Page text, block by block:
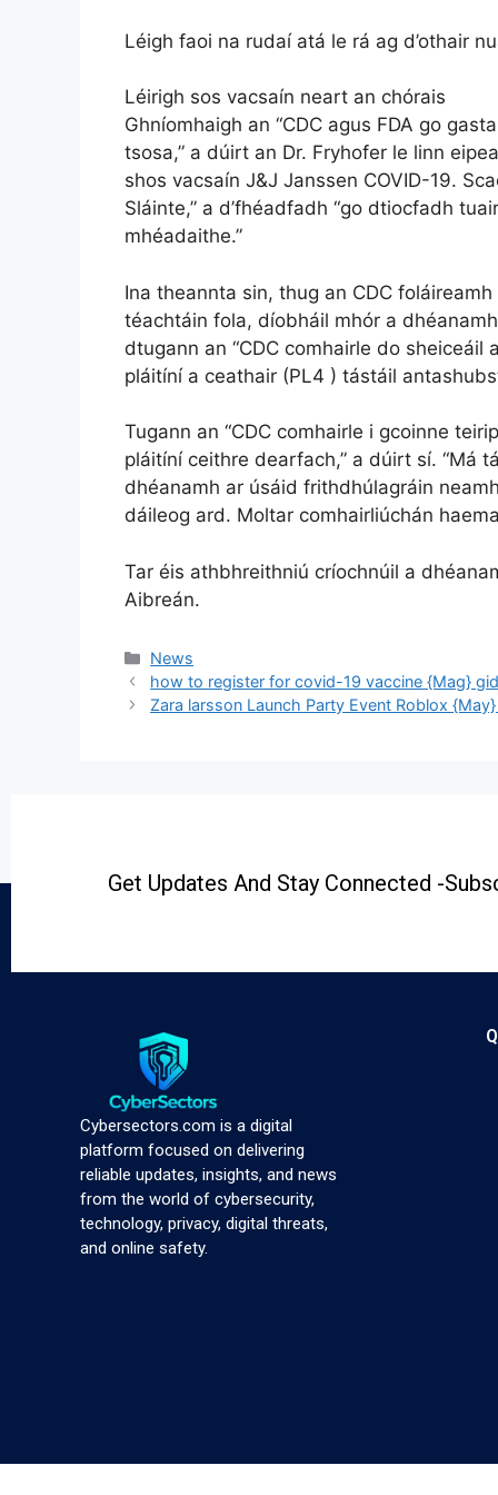
Léigh faoi na rudaí atá le rá ag d’othair
Léirigh sos vacsaín neart an chórais
Ghníomhaigh an “CDC agus FDA go
tsosa,” a dúirt an Dr. Fryhofer le linn
shos vacsaín J&J Janssen COVID-19.
Sláinte,” a d’fhéadfadh “go dtiocfadh
mhéadaithe.”
Ina theannta sin, thug an CDC
téachtáin fola, díobháil mhór a
dtugann an “CDC comhairle do
pláitíní a ceathair (PL4 ) tástáil
Tugann an “CDC comhairle i gcoinne
pláitíní ceithre dearfach,” a dúirt sí. “Má
dhéanamh ar úsáid frithdhúlagráin
dáileog ard. Moltar comhairliúchán
Tar éis athbhreithniú críochnúil a
Aibreán.
News
how to register for covid-19 vaccine {Mag}
Zara larsson Launch Party Event Roblox
Get Updates And Stay Connected -
Cybersectors.com is a digital
platform focused on delivering
reliable updates, insights, and news
from the world of cybersecurity,
technology, privacy, digital threats,
and online safety.